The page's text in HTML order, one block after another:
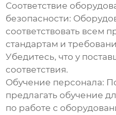
Соответствие
безопасности:
соответствовать всем
стандартам и
Убедитесь, что у
соответствия.
Обучение персонала:
предлагать обучение
по работе с